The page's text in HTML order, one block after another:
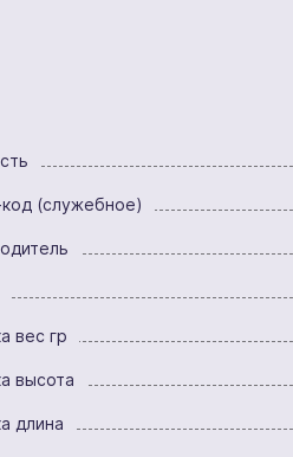
(служебное)
вес гр
высота
длина